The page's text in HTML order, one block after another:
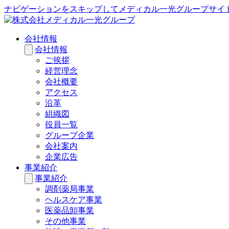
ナビゲーションをスキップしてメディカル一光グループサイ
会社情報
会社情報
ご挨拶
経営理念
会社概要
アクセス
沿革
組織図
役員一覧
グループ企業
会社案内
企業広告
事業紹介
事業紹介
調剤薬局事業
ヘルスケア事業
医薬品卸事業
その他事業